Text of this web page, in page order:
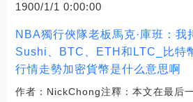
1900/1/1 0:00:00
NBA獨行俠隊老板馬克·庫班：我
Sushi、BTC、ETH和LTC_比特
行情走勢加密貨幣是什么意思啊
作者：NickChong注釋：本文在最后